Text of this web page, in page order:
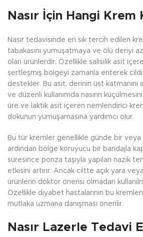
Nasır İçin Hangi Krem
Nasır tedavisinde en sık tercih edilen
tabakasını yumuşatmaya ve ölü deriyi
olan ürünlerdir. Özellikle salisilik asit
sertleşmiş bölgeyi zamanla eriterek
destekler. Bu asit, derinin üst
ve düzenli kullanımda nasırın
üre ve laktik asit içeren nemlendirici
dokunun yumuşamasına yardımcı olur.
Bu tür kremler genellikle günde bir veya
ardından bölge koruyucu bir bandajla
süresince ponza taşıyla yapılan nazik
etkisini artırır. Ancak ciltte açık yara
ürünlerin doktor önerisi olmadan
Özellikle diyabet hastalarının bu
mutlaka uzmana danışması önerilir.
Nasır Lazerle Tedavi